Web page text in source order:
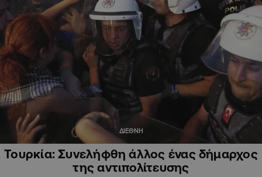
ΔΙΕΘΝΗ
Τουρκία: Συνελήφθη άλλος ένας δήμαρχος
της αντιπολίτευσης